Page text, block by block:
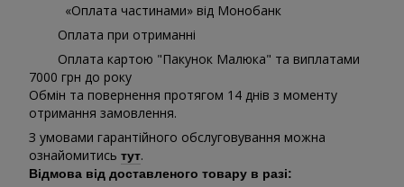
«Оплата частинами» від Монобанк
Оплата при отриманні
Оплата картою "Пакунок Малюка" та виплатами
7000 грн до року
Обмін та повернення протягом 14 днів з моменту
отримання замовлення.
З умовами гарантійного обслуговування можна
ознайомитись тут.
Відмова від доставленого товару в разі: